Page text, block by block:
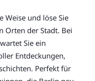
Weise und löse Sie
Orten der Stadt. Bei
Sie ein
Entdeckungen,
Perfekt für